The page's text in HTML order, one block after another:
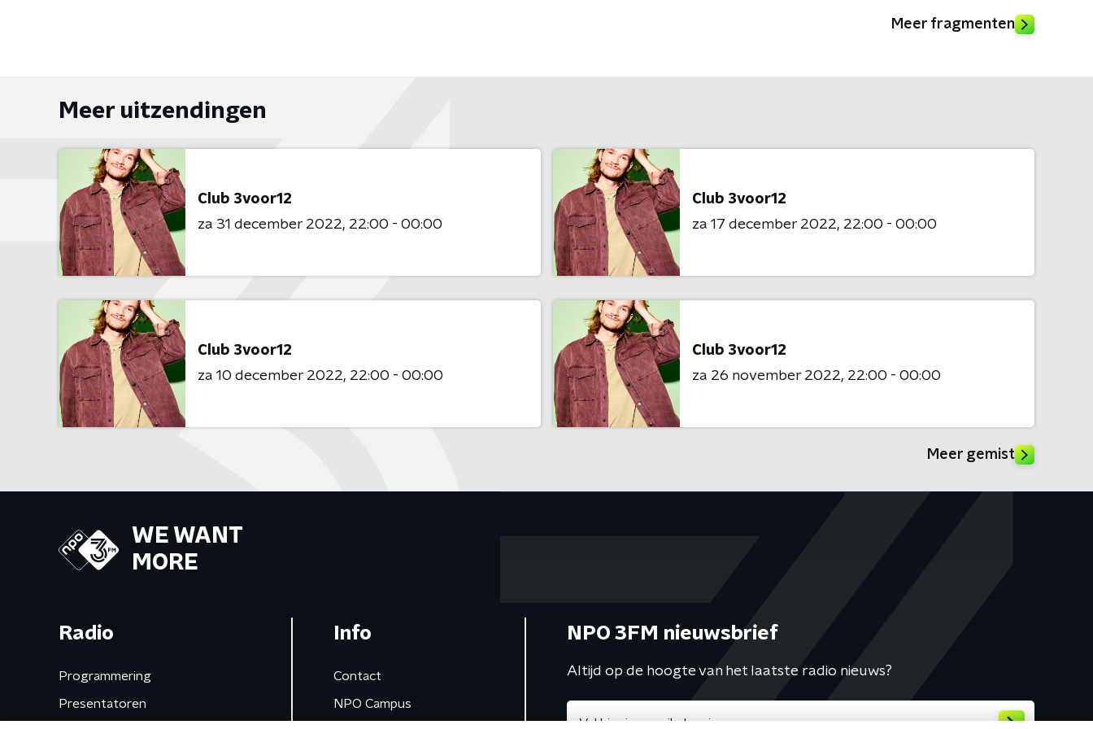
Meer fragmenten
Meer uitzendingen
Club 3voor12
za 31 december 2022 22:00 - 00:00
Club 3voor12
za 17 december 2022 22:00 - 00:00
Club 3voor12
za 10 december 2022 22:00 - 00:00
Club 3voor12
za 26 november 2022 22:00 - 00:00
Meer gemist
WE WANT
MORE
Radio
Programmering
Presentatoren
Info
Contact
NPO Campus
NPO 3FM nieuwsbrief
Altijd op de hoogte van het laatste radio nieuws?